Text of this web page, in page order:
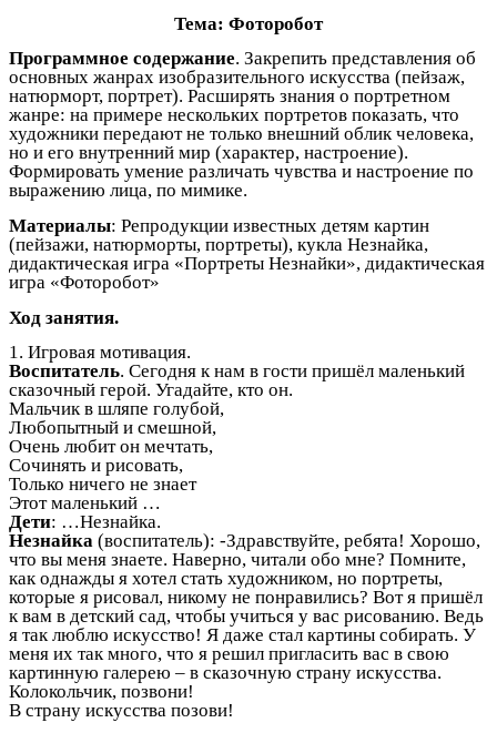
Тема: Фоторобот
Программное содержание. Закрепить представления об
основных жанрах изобразительного искусства (пейзаж,
натюрморт, портрет). Расширять знания о портретном
жанре: на примере нескольких портретов показать, что
художники передают не только внешний облик человека,
но и его внутренний мир (характер, настроение).
Формировать умение различать чувства и настроение по
выражению лица, по мимике.
Материалы: Репродукции известных детям картин
(пейзажи, натюрморты, портреты), кукла Незнайка,
дидактическая игра «Портреты Незнайки», дидактическая
игра «Фоторобот»
Ход занятия.
1. Игровая мотивация.
Воспитатель. Сегодня к нам в гости пришёл маленький
сказочный герой. Угадайте, кто он.
Мальчик в шляпе голубой,
Любопытный и смешной,
Очень любит он мечтать,
Сочинять и рисовать,
Только ничего не знает
Этот маленький …
Дети: …Незнайка.
Незнайка (воспитатель): -Здравствуйте, ребята! Хорошо,
что вы меня знаете. Наверно, читали обо мне? Помните,
как однажды я хотел стать художником, но портреты,
которые я рисовал, никому не понравились? Вот я пришёл
к вам в детский сад, чтобы учиться у вас рисованию. Ведь
я так люблю искусство! Я даже стал картины собирать. У
меня их так много, что я решил пригласить вас в свою
картинную галерею – в сказочную страну искусства.
Колокольчик, позвони!
В страну искусства позови!